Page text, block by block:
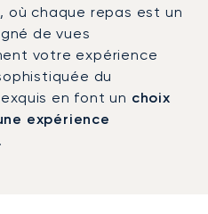
, où chaque repas est un
de vues
votre expérience
du
en font un choix
expérience
.